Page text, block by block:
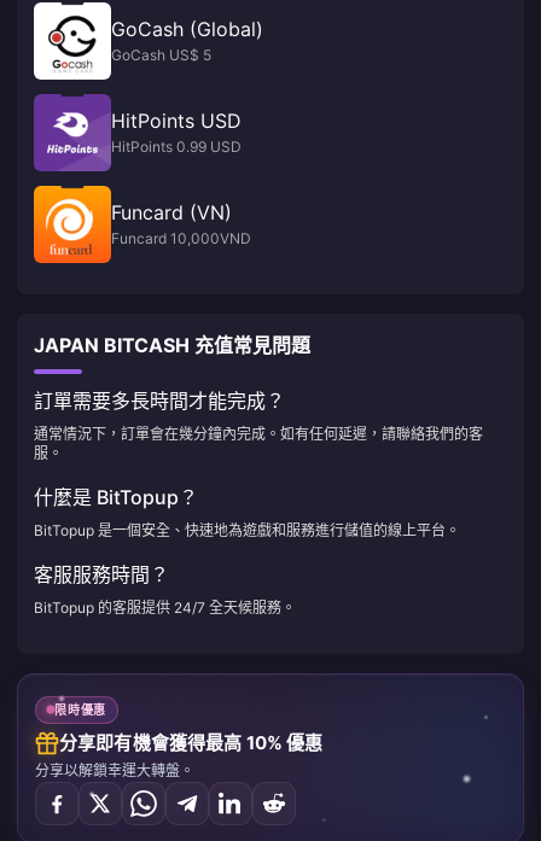
GoCash (Global)
GoCash US$ 5
HitPoints USD
HitPoints 0.99 USD
Funcard (VN)
Funcard 10,000VND
JAPAN BITCASH 充值常見問題
訂單需要多長時間才能完成？
通常情況下，訂單會在幾分鐘內完成。如有任何延遲，請聯絡我們的客
服。
什麼是 BitTopup？
BitTopup 是一個安全、快速地為遊戲和服務進行儲值的線上平台。
客服服務時間？
BitTopup 的客服提供 24/7 全天候服務。
限時優惠
分享即有機會獲得最高 10% 優惠
分享以解鎖幸運大轉盤。